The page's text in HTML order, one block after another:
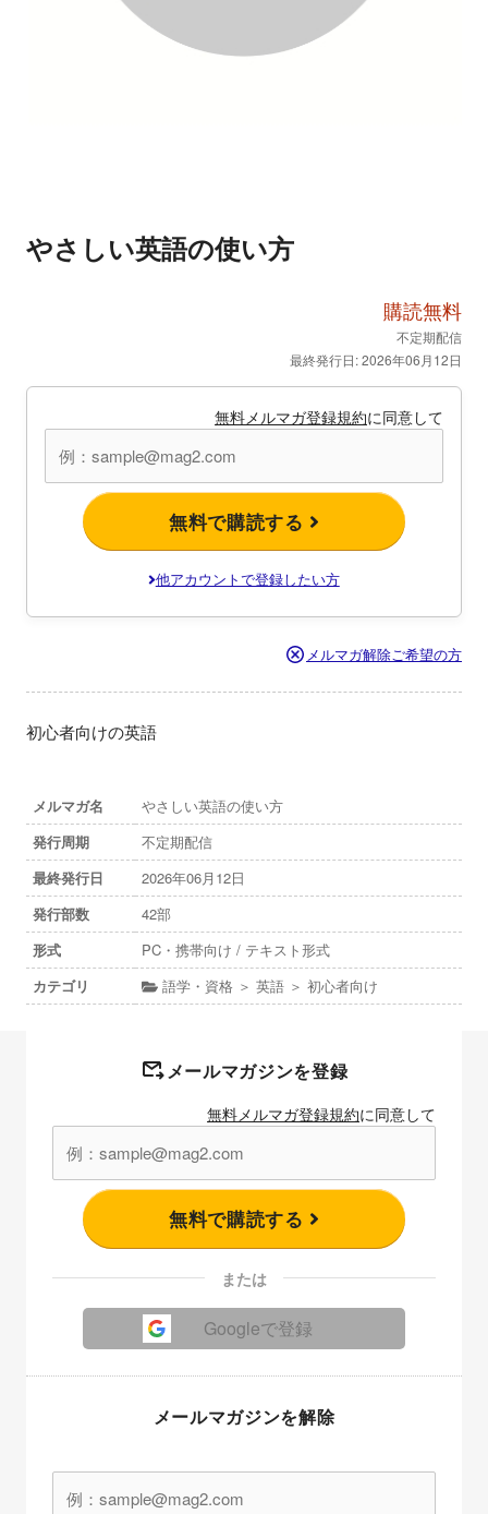
やさしい英語の使い方
購読無料
不定期配信
最終発行日: 2026年06月12日
無料メルマガ登録規約に同意して
無料で購読する
他アカウントで登録したい方
メルマガ解除ご希望の方
初心者向けの英語
メルマガ名
やさしい英語の使い方
発行周期
不定期配信
最終発行日
2026年06月12日
発行部数
42部
形式
PC・携帯向け / テキスト形式
カテゴリ
語学・資格 ＞ 英語 ＞ 初心者向け
メールマガジンを登録
無料メルマガ登録規約に同意して
無料で購読する
または
Googleで登録
メールマガジンを解除